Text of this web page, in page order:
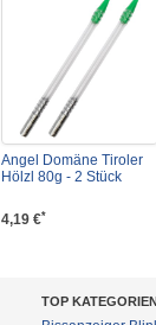
Angel Domäne Tiroler
Hölzl 80g - 2 Stück
4,19 €*
TOP